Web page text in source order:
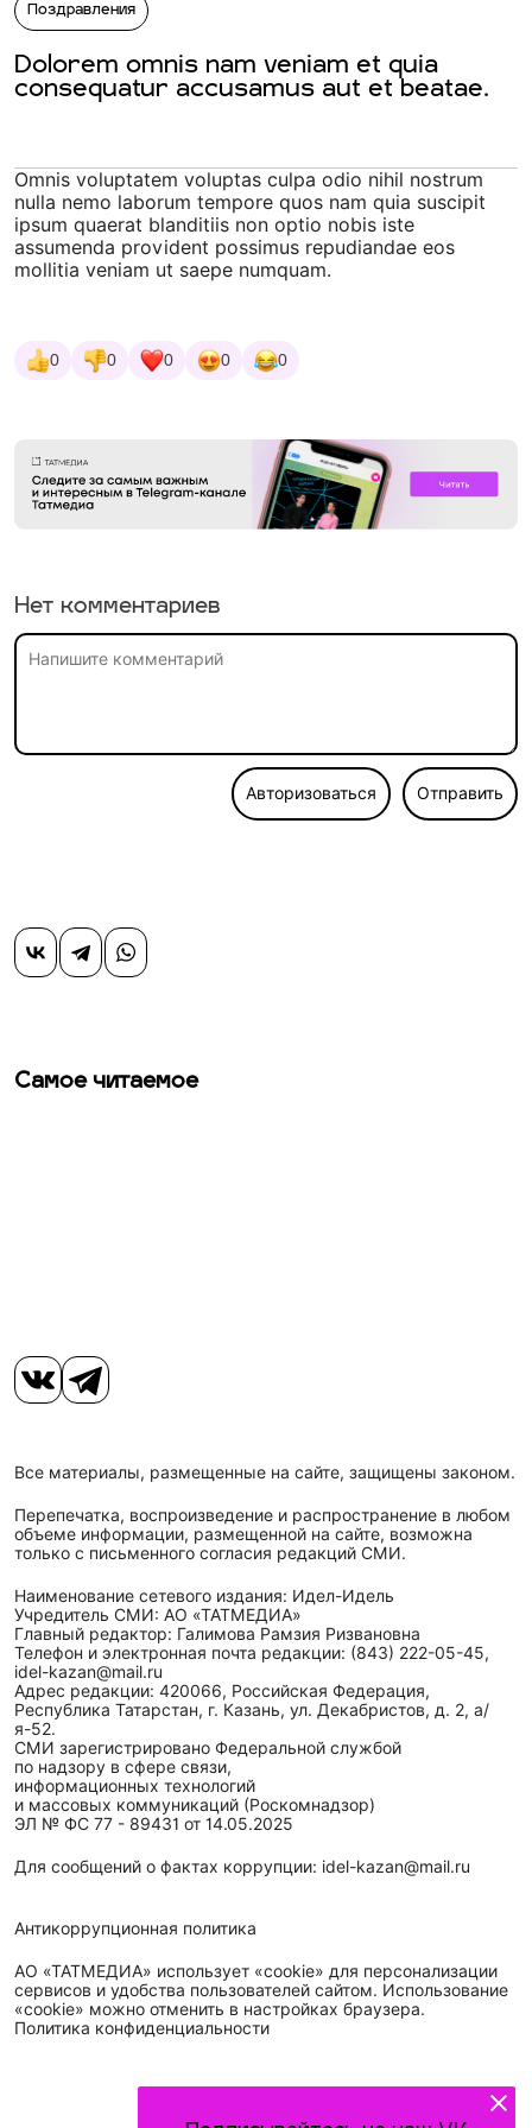
Поздравления
Dolorem omnis nam veniam et quia
consequatur accusamus aut et beatae.
Omnis voluptatem voluptas culpa odio nihil nostrum
nulla nemo laborum tempore quos nam quia suscipit
ipsum quaerat blanditiis non optio nobis iste
assumenda provident possimus repudiandae eos
mollitia veniam ut saepe numquam.
0 0 0 0 0
Нет комментариев
Авторизоваться Отправить
Самое читаемое
Все материалы, размещенные на сайте, защищены законом.
Перепечатка, воспроизведение и распространение в любом
объеме информации, размещенной на сайте, возможна
только с письменного согласия редакций СМИ.
Наименование сетевого издания: Идел-Идель
Учредитель СМИ: АО «ТАТМЕДИА»
Главный редактор: Галимова Рамзия Ризвановна
Телефон и электронная почта редакции: (843) 222-05-45,
idel-kazan@mail.ru
Адрес редакции: 420066, Российская Федерация,
Республика Татарстан, г. Казань, ул. Декабристов, д. 2, а/
я-52.
СМИ зарегистрировано Федеральной службой
по надзору в сфере связи,
информационных технологий
и массовых коммуникаций (Роскомнадзор)
ЭЛ № ФС 77 - 89431 от 14.05.2025
Для сообщений о фактах коррупции: idel-kazan@mail.ru
Антикоррупционная политика
АО «ТАТМЕДИА» использует «cookie» для персонализации
сервисов и удобства пользователей сайтом. Использование
«cookie» можно отменить в настройках браузера.
Политика конфиденциальности